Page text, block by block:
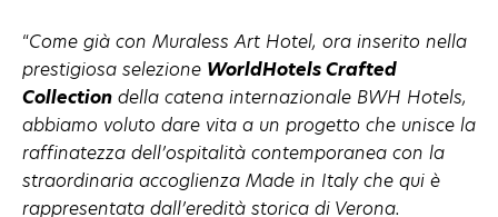
“Come già con Muraless Art Hotel, ora inserito nella
prestigiosa selezione WorldHotels Crafted
Collection della catena internazionale BWH Hotels,
abbiamo voluto dare vita a un progetto che unisce la
raffinatezza dell’ospitalità contemporanea con la
straordinaria accoglienza Made in Italy che qui è
rappresentata dall’eredità storica di Verona.